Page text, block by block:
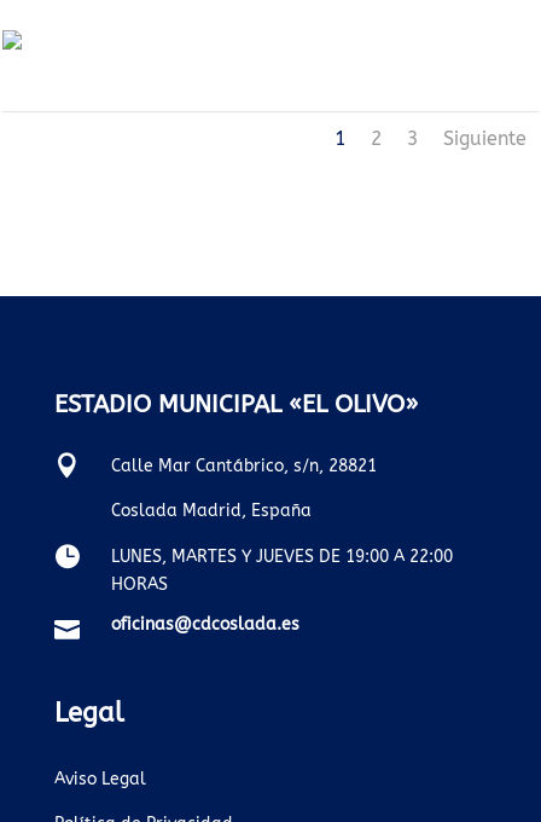
1 2 3 Siguiente
ESTADIO MUNICIPAL «EL OLIVO»
 Calle Mar Cantábrico, s/n, 28821
Coslada Madrid, España

LUNES, MARTES Y JUEVES DE 19:00 A 22:00
HORAS
 oficinas@cdcoslada.es
Legal
Aviso Legal